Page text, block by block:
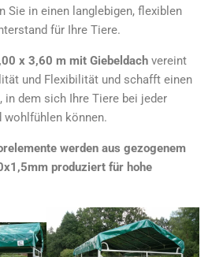
Sie in einen langlebigen, flexiblen
für Ihre Tiere.
x 3,60 m mit Giebeldach vereint
und Flexibilität und schafft einen
in dem sich Ihre Tiere bei jeder
wohlfühlen können.
werden aus gezogenem
produziert für hohe